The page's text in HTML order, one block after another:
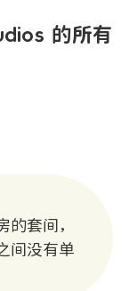
的所有
的套间，
间没有单